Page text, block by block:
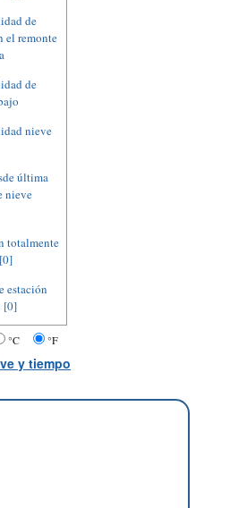
de
el remonte
de
nieve
última
nieve
totalmente
[0]
estación
[0]
°C °F
y tiempo